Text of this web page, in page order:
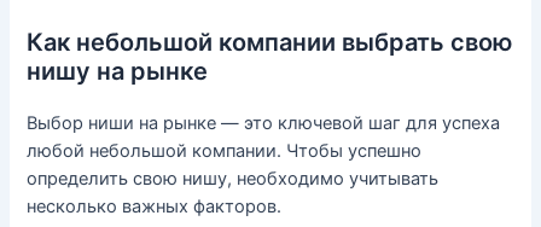
Как небольшой компании выбрать свою
нишу на рынке
Выбор ниши на рынке — это ключевой шаг для успеха
любой небольшой компании. Чтобы успешно
определить свою нишу, необходимо учитывать
несколько важных факторов.